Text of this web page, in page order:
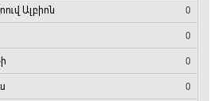
Չեմպիոնի
սպորտ